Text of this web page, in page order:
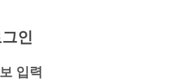
인
입력